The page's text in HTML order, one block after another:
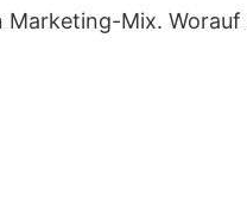
Mix.